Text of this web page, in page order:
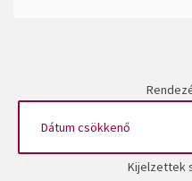
Kijelzettek